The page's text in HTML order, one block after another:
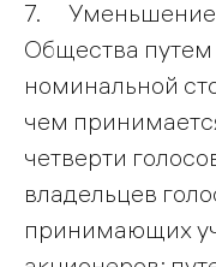
7. Уменьшение
Общества
номинальной
чем
четверти
владельцев
принимающих